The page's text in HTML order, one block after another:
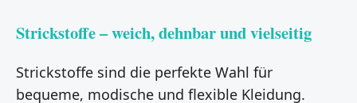
Strickstoffe – weich, dehnbar und vielseitig
Strickstoffe sind die perfekte Wahl für
bequeme, modische und flexible Kleidung.